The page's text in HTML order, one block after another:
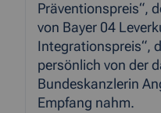
Präventionspreis“,
von Bayer 04
Integrationspreis“,
persönlich von der
Bundeskanzlerin
Empfang nahm.